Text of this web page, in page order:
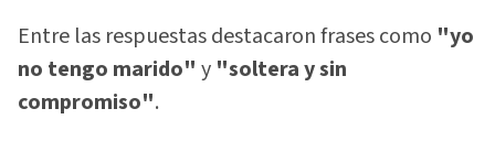
Entre las respuestas destacaron frases como "yo
no tengo marido" y "soltera y sin
compromiso".